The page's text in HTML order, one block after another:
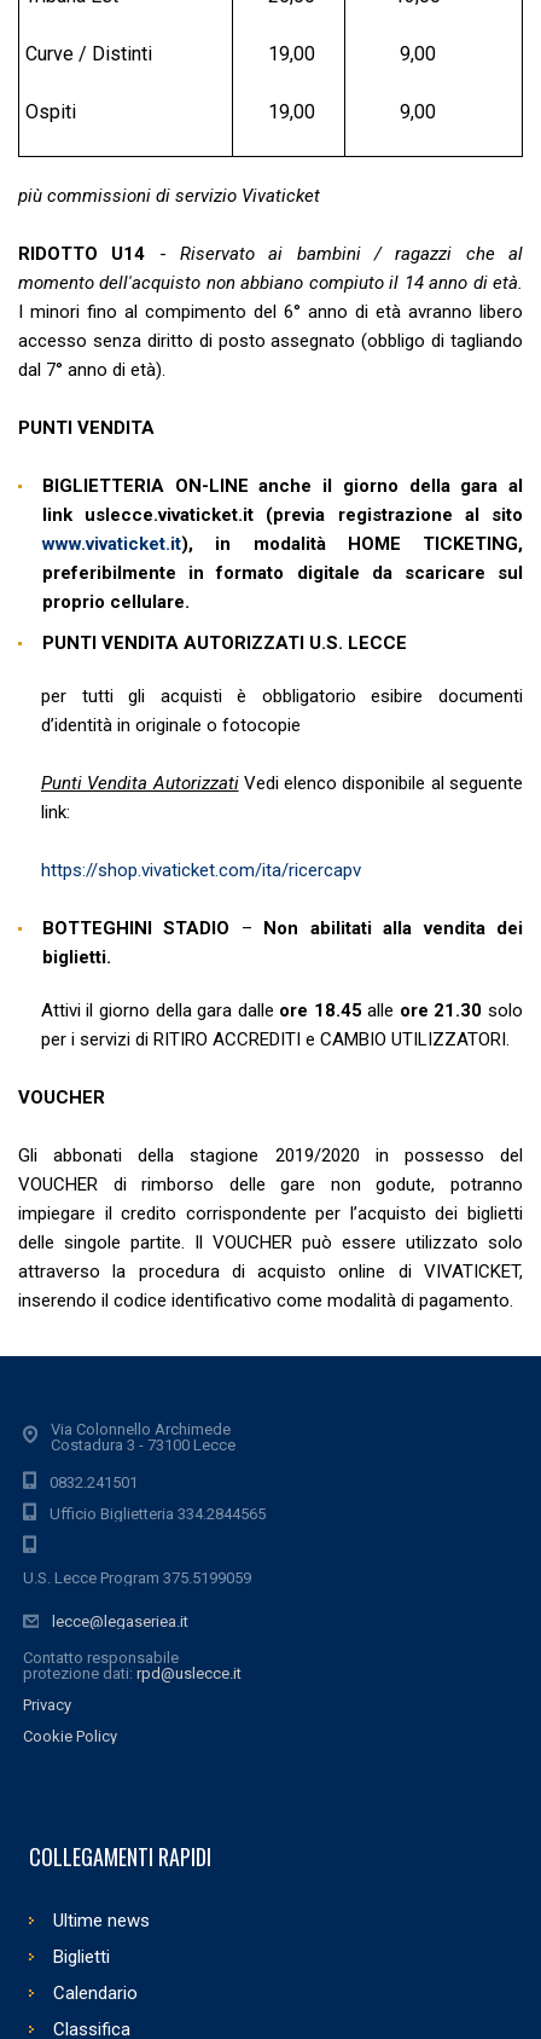
Curve / Distinti 19,00 9,00
Ospiti 19,00 9,00
più commissioni di servizio Vivaticket
RIDOTTO U14 -Riservato ai bambini / ragazzi che al
momento dell'acquisto non abbiano compiuto il 14 anno di età.
I minori fino al compimento del 6° anno di età avranno libero
accesso senza diritto di posto assegnato (obbligo di tagliando
dal 7° anno di età).
PUNTI VENDITA
BIGLIETTERIA ON-LINE anche il giorno della gara al
link uslecce.vivaticket.it (previa registrazione al sito
www.vivaticket.it), in modalità HOME TICKETING,
preferibilmente in formato digitale da scaricare sul
proprio cellulare.
PUNTI VENDITA AUTORIZZATI U.S. LECCE
per tutti gli acquisti è obbligatorio esibire documenti
d’identità in originale o fotocopie
Punti Vendita Autorizzati Vedi elenco disponibile al seguente
link:
https://shop.vivaticket.com/ita/ricercapv
BOTTEGHINI STADIO – Non abilitati alla vendita dei
biglietti.
Attivi il giorno della gara dalle ore 18.45alle ore 21.30 solo
per i servizi di RITIRO ACCREDITI e CAMBIO UTILIZZATORI.
VOUCHER
Gli abbonati della stagione 2019/2020 in possesso del
VOUCHER di rimborso delle gare non godute, potranno
impiegare il credito corrispondente per l’acquisto dei biglietti
delle singole partite. Il VOUCHER può essere utilizzato solo
attraverso la procedura di acquisto online di VIVATICKET,
inserendo il codice identificativo come modalità di pagamento.
Via Colonnello Archimede
Costadura 3 - 73100 Lecce
0832.241501
Ufficio Biglietteria 334.2844565
U.S. Lecce Program 375.5199059
lecce@legaseriea.it
Contatto responsabile
protezione dati: rpd@uslecce.it
Privacy
Cookie Policy
COLLEGAMENTI RAPIDI
Ultime news
Biglietti
Calendario
Classifica